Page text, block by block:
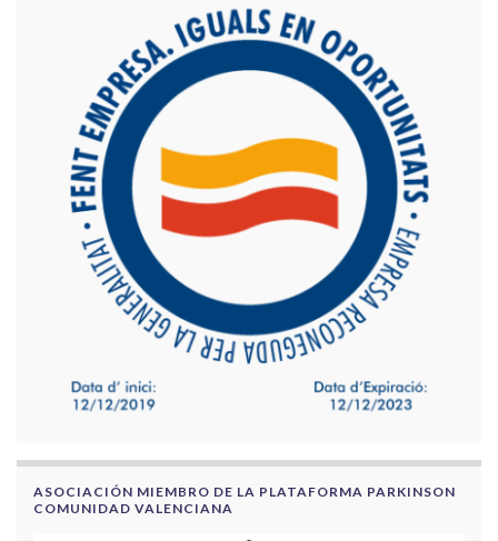
ASOCIACIÓN MIEMBRO DE LA PLATAFORMA PARKINSON
COMUNIDAD VALENCIANA